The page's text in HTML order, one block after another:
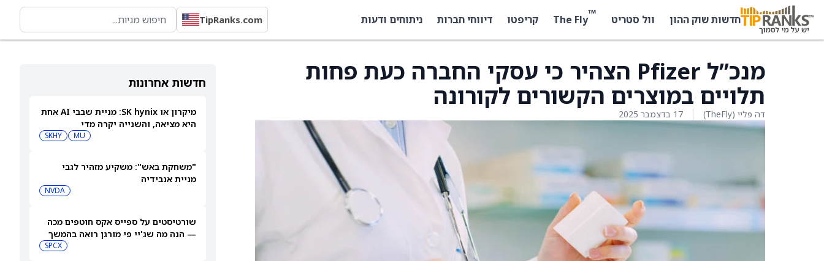
חדשות שוק ההון וול סטריט ™
The Fly קריפטו דיווחי חברות ניתוחים ודעות TipRanks.com
חדשות אחרונות
מיקרון או SK hynix: מניית שבבי AI אחת
היא מציאה, והשנייה יקרה מדי
MU
SKHY
"משחקת באש": משקיע מזהיר לגבי
מניית אנבידיה
NVDA
שורטיסטים על ספייס אקס חוטפים מכה
— הנה מה שג'יי פי מורגן רואה בהמשך
SPCX
מנכ”ל Pfizer הצהיר כי עסקי החברה כעת פחות
תלויים במוצרים הקשורים לקורונה
דה פליי (TheFly) 17 בדצמבר 2025